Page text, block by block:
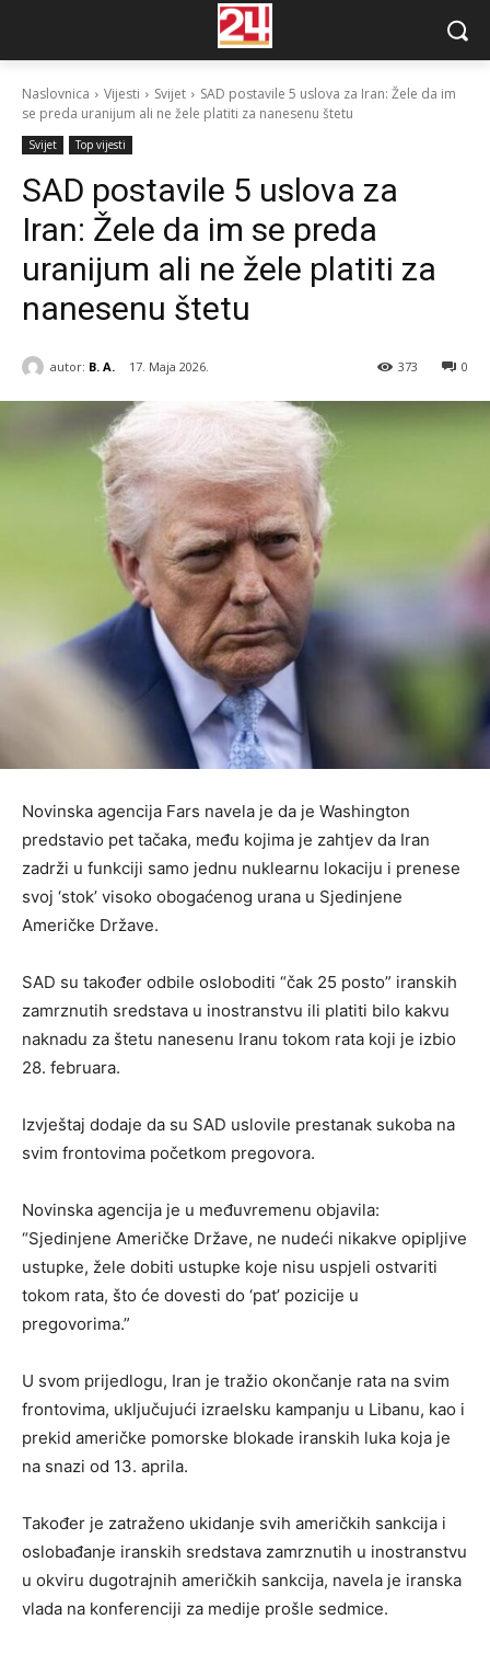
Naslovnica Vijesti Svijet
SAD postavile 5 uslova za Iran: Žele da im
se preda uranijum ali ne žele platiti za nanesenu štetu
Svijet Top vijesti
SAD postavile 5 uslova za
Iran: Žele da im se preda
uranijum ali ne žele platiti za
nanesenu štetu
autor: B. A. 17. Maja 2026. 0
373
Novinska agencija Fars navela je da je Washington
predstavio pet tačaka, među kojima je zahtjev da Iran
zadrži u funkciji samo jednu nuklearnu lokaciju i prenese
svoj ‘stok’ visoko obogaćenog urana u Sjedinjene
Američke Države.
SAD su također odbile osloboditi “čak 25 posto” iranskih
zamrznutih sredstava u inostranstvu ili platiti bilo kakvu
naknadu za štetu nanesenu Iranu tokom rata koji je izbio
28. februara.
Izvještaj dodaje da su SAD uslovile prestanak sukoba na
svim frontovima početkom pregovora.
Novinska agencija je u međuvremenu objavila:
“Sjedinjene Američke Države, ne nudeći nikakve opipljive
ustupke, žele dobiti ustupke koje nisu uspjeli ostvariti
tokom rata, što će dovesti do ‘pat’ pozicije u
pregovorima.”
U svom prijedlogu, Iran je tražio okončanje rata na svim
frontovima, uključujući izraelsku kampanju u Libanu, kao i
prekid američke pomorske blokade iranskih luka koja je
na snazi od 13. aprila.
Također je zatraženo ukidanje svih američkih sankcija i
oslobađanje iranskih sredstava zamrznutih u inostranstvu
u okviru dugotrajnih američkih sankcija, navela je iranska
vlada na konferenciji za medije prošle sedmice.